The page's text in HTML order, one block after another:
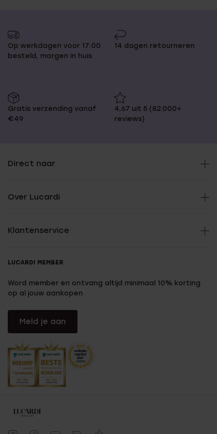
Op werkdagen voor 17:00
besteld, morgen in huis
14 dagen retourneren
Gratis verzending vanaf
€49
4,67 uit 5 (82.000+
reviews)
Direct naar
Over Lucardi
Klantenservice
LUCARDI MEMBER
Word member en ontvang altijd minimaal 10% korting
op al jouw aankopen
Meld je aan